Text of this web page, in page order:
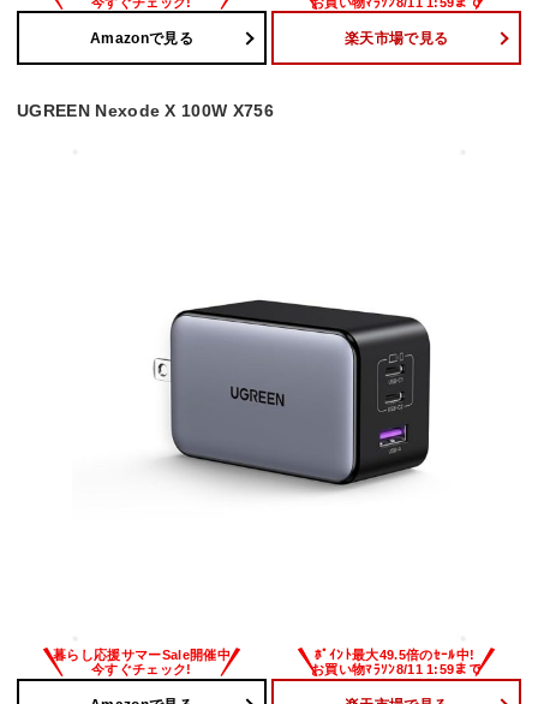
Amazonで見る 楽天市場で見る
UGREEN Nexode X 100W X756